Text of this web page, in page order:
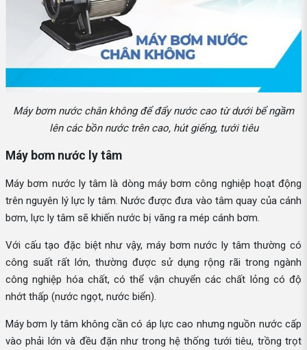
Máy bơm nước chân không để đẩy nước cao từ dưới bể ngầm
lên các bồn nước trên cao, hút giếng, tưới tiêu
Máy bơm nước ly tâm
Máy bơm nước ly tâm là dòng máy bơm công nghiệp hoạt động
trên nguyên lý lực ly tâm. Nước được đưa vào tâm quay của cánh
bơm, lực ly tâm sẽ khiến nước bị văng ra mép cánh bơm.
Với cấu tạo đặc biệt như vậy, máy bơm nước ly tâm thường có
công suất rất lớn, thường được sử dụng rộng rãi trong ngành
công nghiệp hóa chất, có thể vận chuyển các chất lỏng có độ
nhớt thấp (nước ngọt, nước biển).
Máy bơm ly tâm không cần có áp lực cao nhưng nguồn nước cấp
vào phải lớn và đều đặn như trong hệ thống tưới tiêu, trồng trọt